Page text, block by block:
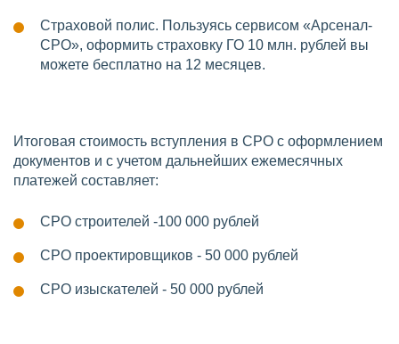
Страховой полис. Пользуясь сервисом «Арсенал-
СРО», оформить страховку ГО 10 млн. рублей вы
можете бесплатно на 12 месяцев.
Итоговая стоимость вступления в СРО с оформлением
документов и с учетом дальнейших ежемесячных
платежей составляет:
СРО строителей -100 000 рублей
СРО проектировщиков - 50 000 рублей
СРО изыскателей - 50 000 рублей